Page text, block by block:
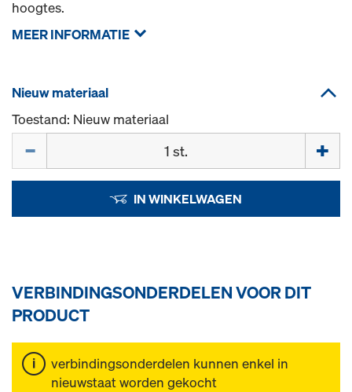
hoogtes.
MEER INFORMATIE
Nieuw materiaal
Toestand: Nieuw materiaal
IN WINKELWAGEN
VERBINDINGSONDERDELEN VOOR DIT
PRODUCT
verbindingsonderdelen kunnen enkel in
nieuwstaat worden gekocht